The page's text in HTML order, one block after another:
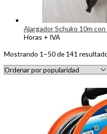
Alargador Schuko 10m con
Horas + IVA
Mostrando 1–50 de 141